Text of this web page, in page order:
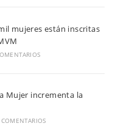
mujeres están inscritas
Mujer incrementa la